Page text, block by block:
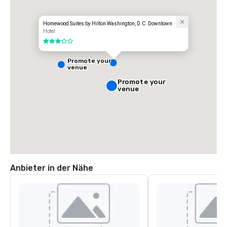
Homewood Suites by Hilton Washington, D.C. Downtown
Hotel
3 von 5
Promote your
venue
Promote your
venue
Anbieter in der Nähe